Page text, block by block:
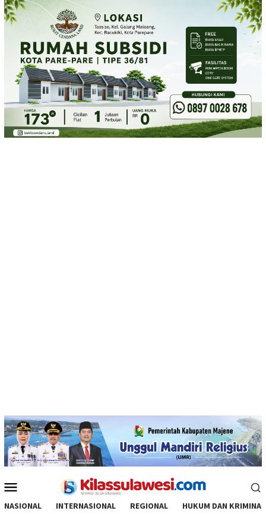
Loncat
ke
Mobile
NASIONAL INTERNASIONAL REGIONAL HUKUM DAN KRIMINAL